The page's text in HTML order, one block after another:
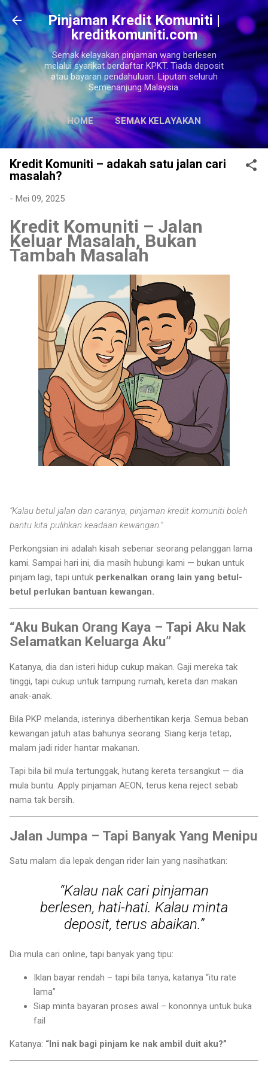
Langkau ke kandungan utama
Pinjaman Kredit Komuniti |
kreditkomuniti.com
Semak kelayakan pinjaman wang berlesen
melalui syarikat berdaftar KPKT. Tiada deposit
atau bayaran pendahuluan. Liputan seluruh
Semenanjung Malaysia.
HOME SEMAK KELAYAKAN
LAGI… SITEMAPS
Kredit Komuniti – adakah satu jalan cari
masalah?
- Mei 09, 2025
Kredit Komuniti – Jalan
Keluar Masalah, Bukan
Tambah Masalah
“Kalau betul jalan dan caranya, pinjaman kredit komuniti boleh
bantu kita pulihkan keadaan kewangan.”
Perkongsian ini adalah kisah sebenar seorang pelanggan lama
kami. Sampai hari ini, dia masih hubungi kami — bukan untuk
pinjam lagi, tapi untuk perkenalkan orang lain yang betul-
betul perlukan bantuan kewangan.
“Aku Bukan Orang Kaya – Tapi Aku Nak
Selamatkan Keluarga Aku”
Katanya, dia dan isteri hidup cukup makan. Gaji mereka tak
tinggi, tapi cukup untuk tampung rumah, kereta dan makan
anak-anak.
Bila PKP melanda, isterinya diberhentikan kerja. Semua beban
kewangan jatuh atas bahunya seorang. Siang kerja tetap,
malam jadi rider hantar makanan.
Tapi bila bil mula tertunggak, hutang kereta tersangkut — dia
mula buntu. Apply pinjaman AEON, terus kena reject sebab
nama tak bersih.
Jalan Jumpa – Tapi Banyak Yang Menipu
Satu malam dia lepak dengan rider lain yang nasihatkan:
“Kalau nak cari pinjaman
berlesen, hati-hati. Kalau minta
deposit, terus abaikan.”
Dia mula cari online, tapi banyak yang tipu:
Iklan bayar rendah – tapi bila tanya, katanya “itu rate
lama”
Siap minta bayaran proses awal – kononnya untuk buka
fail
Katanya: “Ini nak bagi pinjam ke nak ambil duit aku?”